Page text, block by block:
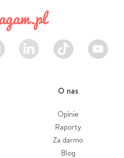
LinkedIn TikTok Youtube
O nas
Opinie
Raporty
Za darmo
Blog